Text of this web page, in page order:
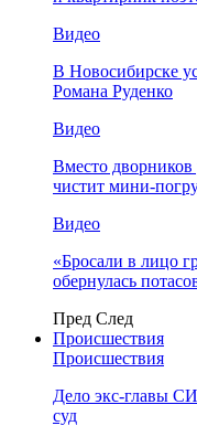
Видео
В Новосибирске
Романа Руденко
Видео
Вместо дворников
чистит мини-
Видео
«Бросали в лицо
обернулась
Пред След
Происшествия
Происшествия
Дело экс-главы
суд